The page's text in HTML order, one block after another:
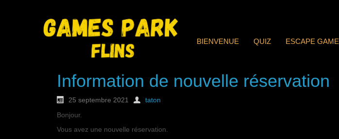
BIENVENUE QUIZ ESCAPE GAME
Information de nouvelle réservation
25 septembre 2021
taton
Bonjour.
Vous avez une nouvelle réservation.